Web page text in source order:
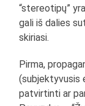
“stereotipų”
gali iš dalies
skiriasi.
Pirma,
(subjektyvusis
patvirtinti ar